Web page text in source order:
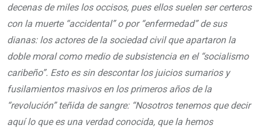
decenas de miles los occisos, pues ellos suelen ser certeros
con la muerte “accidental” o por “enfermedad” de sus
dianas: los actores de la sociedad civil que apartaron la
doble moral como medio de subsistencia en el “socialismo
caribeño”. Esto es sin descontar los juicios sumarios y
fusilamientos masivos en los primeros años de la
“revolución” teñida de sangre: “Nosotros tenemos que decir
aquí lo que es una verdad conocida, que la hemos